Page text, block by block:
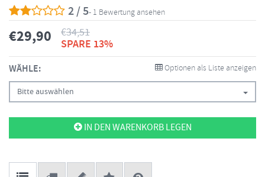
2 / 5- 1 Bewertung ansehen
€29,90 €34,51
SPARE 13%
WÄHLE: Optionen als Liste anzeigen
Bitte auswählen
IN DEN WARENKORB LEGEN